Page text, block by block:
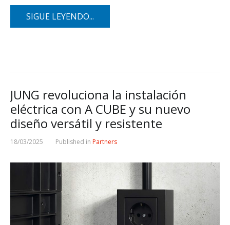
SIGUE LEYENDO...
JUNG revoluciona la instalación
eléctrica con A CUBE y su nuevo
diseño versátil y resistente
18/03/2025 Published in Partners